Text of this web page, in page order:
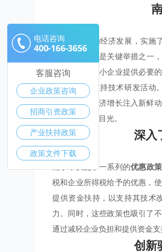
南宁市为推动经济发展，实施
税收减免是关键举措之一
持计划，为中小企业提供必要
励措施，以支持技术研发活动
户，为地方经济增长注入新鲜
更多投资者的目光。
深入
南宁市实施了一系列的优惠政策
税和企业所得税给予的优惠，
提供资金扶持，以支持其技术
力。同时，这些政策也吸引了
通过减轻企业负担和提供资金
创新
电话咨询
400-166-3656
客服咨询
企业政策咨询
招商引资政策
产业扶持政策
政策文件下载